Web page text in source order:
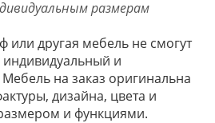
другая мебель не смогут
и
на заказ оригинальна
дизайна, цвета и
и функциями.